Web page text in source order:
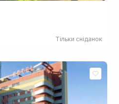
Тільки сніданок